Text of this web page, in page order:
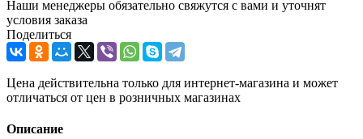
Наши менеджеры обязательно свяжутся с вами и уточнят
условия заказа
Поделиться
Цена действительна только для интернет-магазина и может
отличаться от цен в розничных магазинах
Описание